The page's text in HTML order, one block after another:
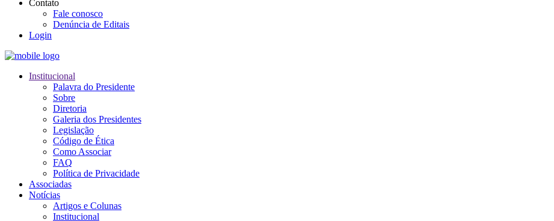
Contato
Fale conosco
Denúncia de Editais
Login
Institucional
Palavra do Presidente
Sobre
Diretoria
Galeria dos Presidentes
Legislação
Código de Ética
Como Associar
FAQ
Política de Privacidade
Associadas
Notícias
Artigos e Colunas
Institucional